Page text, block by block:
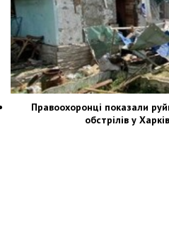
Правоохоронці показали
обстрілів у